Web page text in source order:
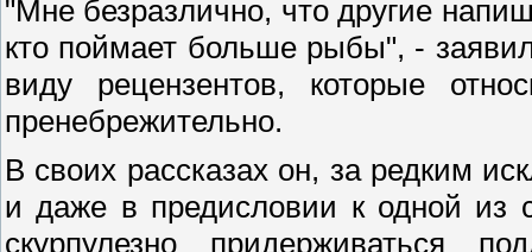
"Мне безразлично, что другие
кто поймает больше рыбы", -
виду рецензентов, которые
пренебрежительно.
В своих рассказах он, за редким
и даже в предисловии к одной из
скурпулезно придерживаться